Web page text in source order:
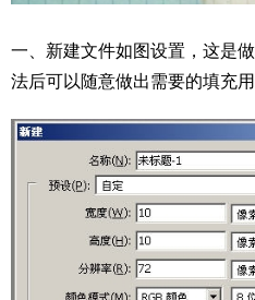
一、新建文件如图设置，这是
法后可以随意做出需要的填充